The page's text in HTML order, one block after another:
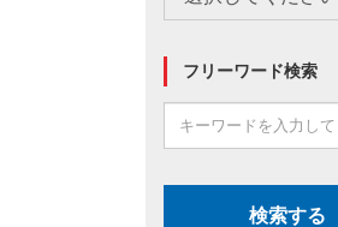
フリーワード検索
検索する